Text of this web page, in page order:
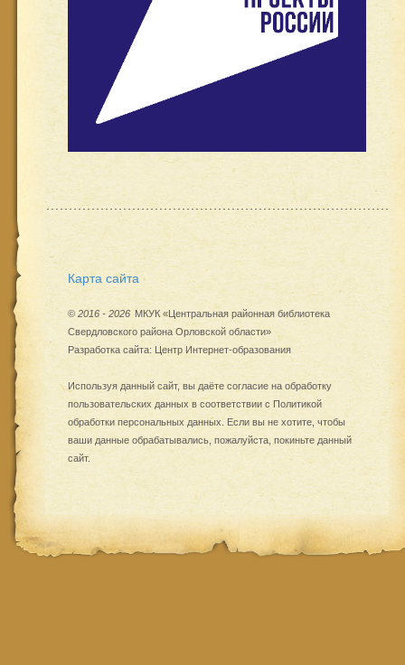
Карта сайта
© 2016 - 2026 МКУК «Центральная районная библиотека
Свердловского района Орловской области»
Разработка сайта: Центр Интернет-образования
Используя данный сайт, вы даёте согласие на обработку
пользовательских данных в соответствии с Политикой
обработки персональных данных . Если вы не хотите, чтобы
ваши данные обрабатывались, пожалуйста, покиньте данный
сайт.